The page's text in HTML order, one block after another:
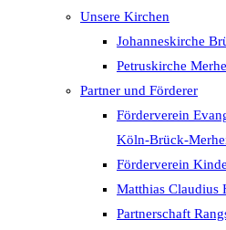
Unsere Kirchen
Johanneskirche
Petruskirche
Partner und Förderer
Förderverein
Köln-Brück-
Förderverein
Matthias Claudius
Partnerschaft